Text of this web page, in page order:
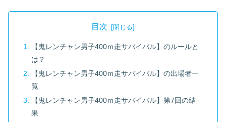
目次
【鬼レンチャン男子400ｍ走サバイバル】のルールと
は？
【鬼レンチャン男子400ｍ走サバイバル】の出場者一
覧
【鬼レンチャン男子400ｍ走サバイバル】第7回の結
果